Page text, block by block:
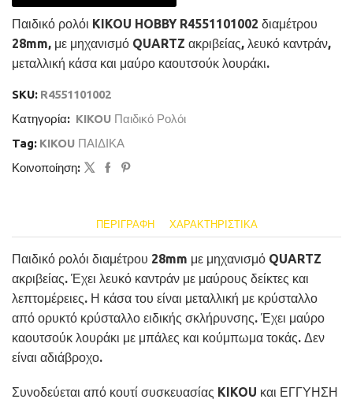
Παιδικό ρολόι KIKOU HOBBY R4551101002 διαμέτρου
28mm, με μηχανισμό QUARTZ ακριβείας, λευκό καντράν,
μεταλλική κάσα και μαύρο καουτσούκ λουράκι.
SKU: R4551101002
Κατηγορία: KIKOU Παιδικό Ρολόι
Tag: KIKOU ΠΑΙΔΙΚΑ
Κοινοποίηση:
ΠΕΡΙΓΡΑΦΉ ΧΑΡΑΚΤΗΡΙΣΤΙΚΆ
Παιδικό ρολόι διαμέτρου 28mm με μηχανισμό QUARTZ
ακριβείας. Έχει λευκό καντράν με μαύρους δείκτες και
λεπτομέρειες. Η κάσα του είναι μεταλλική με κρύσταλλο
από ορυκτό κρύσταλλο ειδικής σκλήρυνσης. Έχει μαύρο
καουτσούκ λουράκι με μπάλες και κούμπωμα τοκάς. Δεν
είναι αδιάβροχο.
Συνοδεύεται από κουτί συσκευασίας KIKOU και ΕΓΓΥΗΣΗ